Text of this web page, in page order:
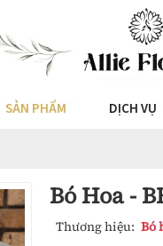
SẢN PHẨM DỊCH VỤ
Bó Hoa -
Thương hiệu: Bó